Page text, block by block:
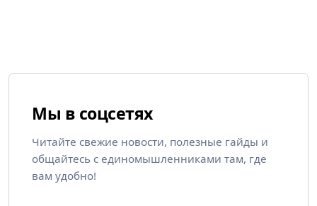
Мы в соцсетях
Читайте свежие новости, полезные гайды и
общайтесь с единомышленниками там, где
вам удобно!